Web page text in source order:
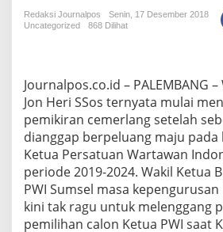
h
p
t
e
n
K
o
t
a
S
Redaksi Journalpos
Senin, 17 Desember 2018
Uncategorized
868 Dilihat
Journalpos.co.id – PALEMBANG
Jon Heri SSos ternyata mulai
pemikiran cemerlang setelah
dianggap berpeluang maju
Ketua Persatuan Wartawan
periode 2019-2024. Wakil Ketua
PWI Sumsel masa
kini tak ragu untuk melenggang
pemilihan calon Ketua PWI saat